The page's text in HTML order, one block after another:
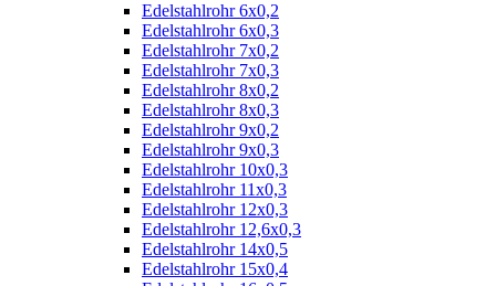
Edelstahlrohr 6x0,2
Edelstahlrohr 6x0,3
Edelstahlrohr 7x0,2
Edelstahlrohr 7x0,3
Edelstahlrohr 8x0,2
Edelstahlrohr 8x0,3
Edelstahlrohr 9x0,2
Edelstahlrohr 9x0,3
Edelstahlrohr 10x0,3
Edelstahlrohr 11x0,3
Edelstahlrohr 12x0,3
Edelstahlrohr 12,6x0,3
Edelstahlrohr 14x0,5
Edelstahlrohr 15x0,4